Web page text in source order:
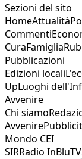
Sezioni del sito
HomeAttualità
Commenti
CuraFamiglia
Pubblicazioni
Edizioni locali
UpLuoghi
Avvenire
Chi siamo
Avvenire
Mondo CEI
SIRRadio InBlu